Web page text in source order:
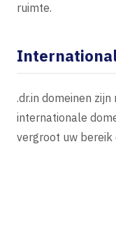
ruimte.
.dr.in domeinen
internationale
vergroot uw bereik